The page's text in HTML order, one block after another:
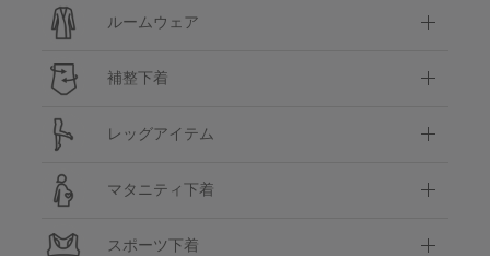
ルームウェア
補整下着
レッグアイテム
マタニティ下着
スポーツ下着